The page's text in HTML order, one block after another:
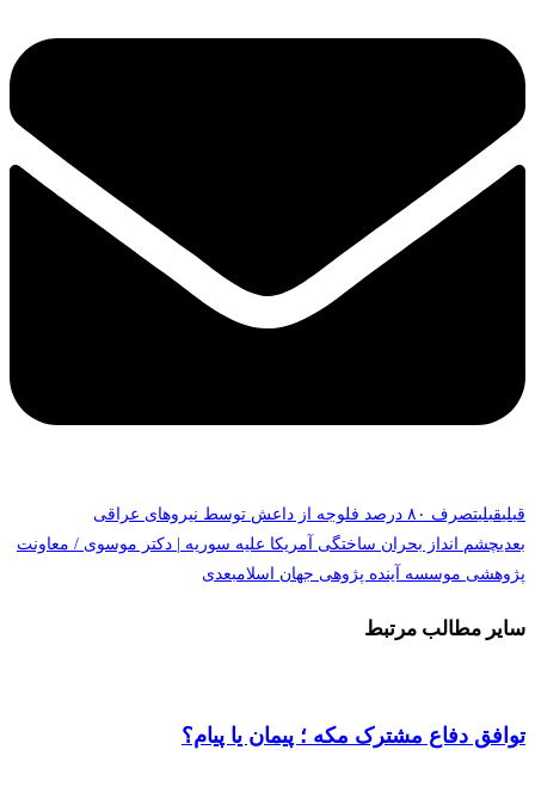
قبلیقبلیتصرف ۸۰ درصد فلوجه از داعش توسط نیروهای عراقی
بعدیچشم انداز بحران ساختگی آمریکا علیه سوریه | دکتر موسوی / معاونت
پژوهشی موسسه آینده پژوهی جهان اسلامبعدی
سایر مطالب مرتبط
توافق دفاع مشترک مکه ؛ پیمان یا پیام؟